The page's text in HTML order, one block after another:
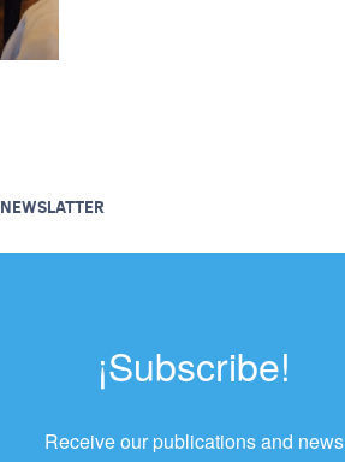
NEWSLATTER
¡Subscribe!
Receive our publications and news